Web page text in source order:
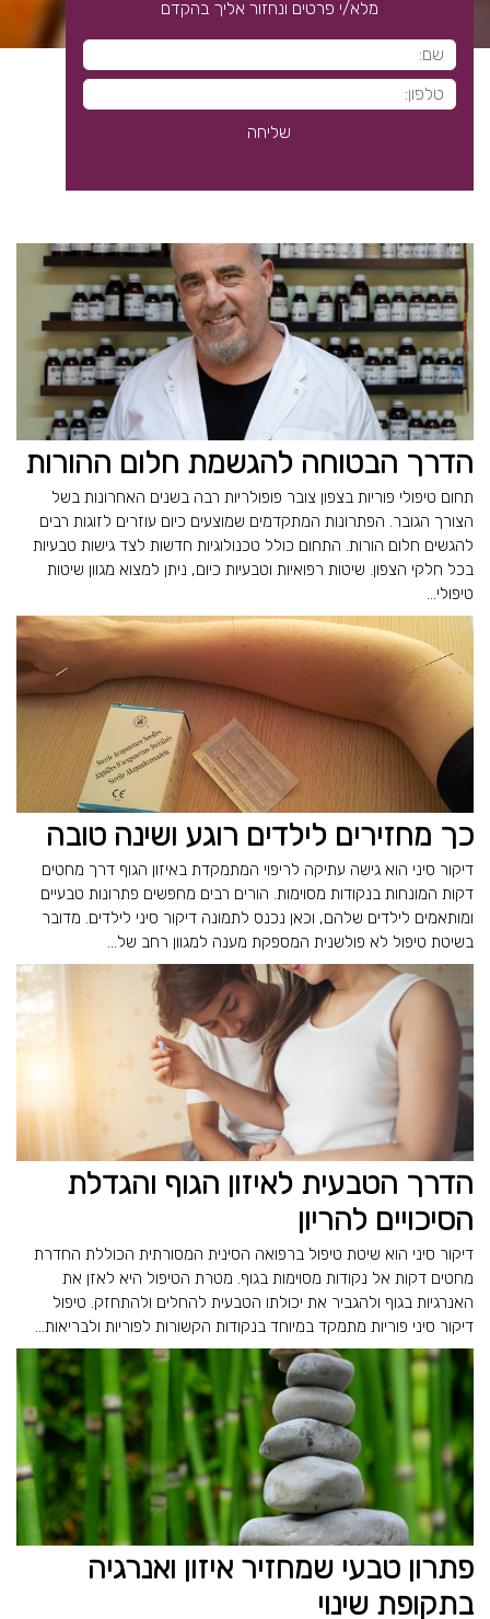
מלא/י פרטים ונחזור אליך בהקדם
הדרך הבטוחה להגשמת חלום ההורות
תחום טיפולי פוריות בצפון צובר פופולריות רבה בשנים האחרונות בשל
הצורך הגובר. הפתרונות המתקדמים שמוצעים כיום עוזרים לזוגות רבים
להגשים חלום הורות. התחום כולל טכנולוגיות חדשות לצד גישות טבעיות
בכל חלקי הצפון. שיטות רפואיות וטבעיות כיום, ניתן למצוא מגוון שיטות
טיפולי...
כך מחזירים לילדים רוגע ושינה טובה
דיקור סיני הוא גישה עתיקה לריפוי המתמקדת באיזון הגוף דרך מחטים
דקות המונחות בנקודות מסוימות. הורים רבים מחפשים פתרונות טבעיים
ומותאמים לילדים שלהם, וכאן נכנס לתמונה דיקור סיני לילדים. מדובר
בשיטת טיפול לא פולשנית המספקת מענה למגוון רחב של...
הדרך הטבעית לאיזון הגוף והגדלת
הסיכויים להריון
דיקור סיני הוא שיטת טיפול ברפואה הסינית המסורתית הכוללת החדרת
מחטים דקות אל נקודות מסוימות בגוף. מטרת הטיפול היא לאזן את
האנרגיות בגוף ולהגביר את יכולתו הטבעית להחלים ולהתחזק. טיפול
דיקור סיני פוריות מתמקד במיוחד בנקודות הקשורות לפוריות ולבריאות...
פתרון טבעי שמחזיר איזון ואנרגיה
בתקופת שינוי